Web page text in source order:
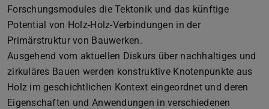
Forschungsmodules die Tektonik und das künftige
Potential von Holz-Holz-Verbindungen in der
Primärstruktur von Bauwerken.
Ausgehend vom aktuellen Diskurs über nachhaltiges und
zirkuläres Bauen werden konstruktive Knotenpunkte aus
Holz im geschichtlichen Kontext eingeordnet und deren
Eigenschaften und Anwendungen in verschiedenen